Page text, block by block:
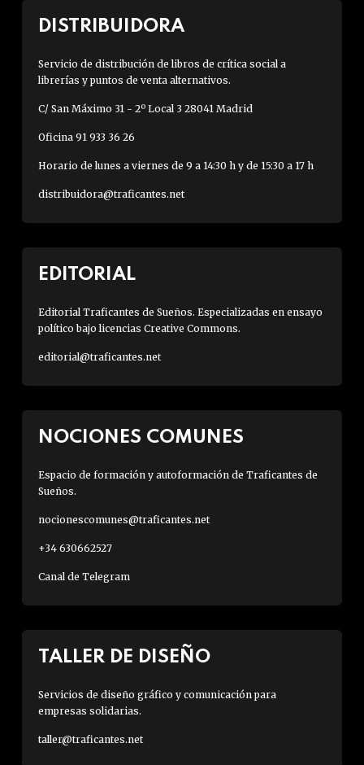
DISTRIBUIDORA
Servicio de distribución de libros de crítica social a
librerías y puntos de venta alternativos.
C/ San Máximo 31 - 2º Local 3 28041 Madrid
Oficina 91 933 36 26
Horario de lunes a viernes de 9 a 14:30 h y de 15:30 a 17 h
distribuidora@traficantes.net
EDITORIAL
Editorial Traficantes de Sueños. Especializadas en ensayo
político bajo licencias Creative Commons.
editorial@traficantes.net
NOCIONES COMUNES
Espacio de formación y autoformación de Traficantes de
Sueños.
nocionescomunes@traficantes.net
+34 630662527
Canal de Telegram
TALLER DE DISEÑO
Servicios de diseño gráfico y comunicación para
empresas solidarias.
taller@traficantes.net